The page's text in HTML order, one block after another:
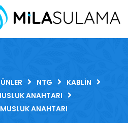
NTG
KABLIN
ANAHTARI
ANAHTARI